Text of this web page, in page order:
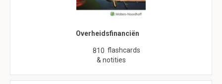
Overheidsfinanciën
810 flashcards
& notities